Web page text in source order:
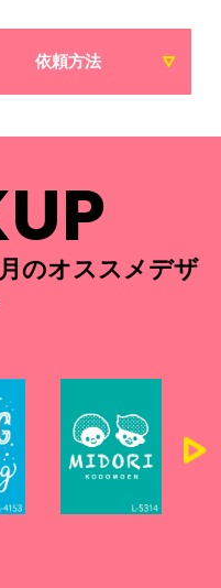
依頼方法
のオススメデザ